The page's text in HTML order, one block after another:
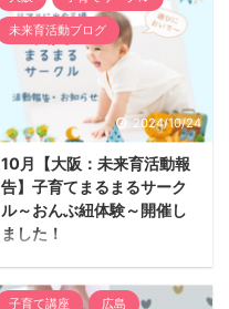
越しください😊 ■場所：
障害者グループホーム🏠
オヒアの木 1階のスペ
ース
https://maps.app.goo.gl
/oXf4oD5ffg5Mmbog9?
g_st ...
トラインが肝心！ みらい
楽育ラボは ママが一番
に満たされ楽に愉しく出
産・子育てができる日常
づくり、赤ちゃんたちに
は生きやすく本来の自分
のまま人生を楽しんでい
く土台づくりを大切に
し、いろんなテーマの専
門家をお呼びしながら、
子どもに関わるすべての
人たちと学び合う場で
未来育活動ブログ
2024/10/24
10月【大阪：未来育活動報
告】子育てまるまるサーク
ル～おんぶ紐体験～開催し
ました！
9月より子育てまるま
るサークル始動！ 講師
子育て講座 広島